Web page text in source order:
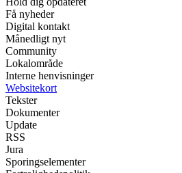
Få nyheder
Digital kontakt
Månedligt nyt
Community
Lokalområde
Interne henvisninger
Websitekort
Tekster
Dokumenter
Update
RSS
Jura
Sporingselementer